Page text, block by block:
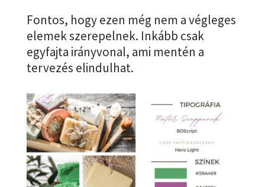
Fontos, hogy ezen még nem a végleges
elemek szerepelnek. Inkább csak
egyfajta irányvonal, ami mentén a
tervezés elindulhat.